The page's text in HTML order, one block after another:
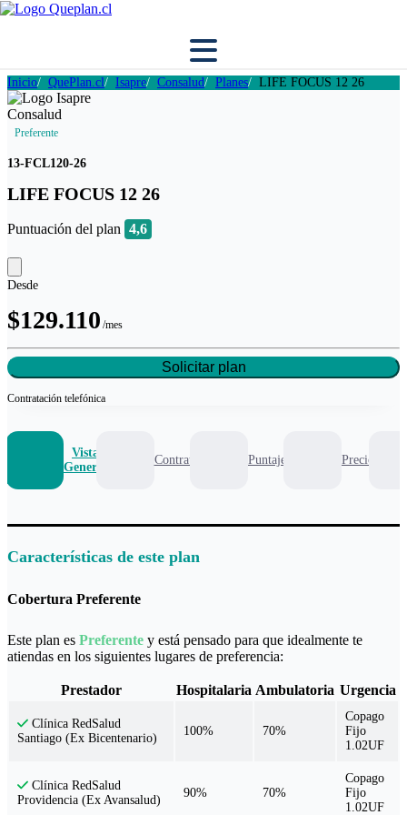
Inicio QuePlan.cl Isapre Consalud Planes LIFE FOCUS 12 26
Preferente
13-FCL120-26
LIFE FOCUS 12 26
Puntuación del plan 4,6
Desde
$129.110 /mes
Solicitar plan
Contratación telefónica
Vista
General
Contrato Puntaje Precio
Características de este plan
Cobertura Preferente
Este plan es Preferente y está pensado para que idealmente te
atiendas en los siguientes lugares de preferencia:
Prestador Hospitalaria Ambulatoria Urgencia
Clínica RedSalud
Santiago (Ex Bicentenario)
100% 70%
Copago
Fijo
1.02UF
Clínica RedSalud
Providencia (Ex Avansalud)
90% 70%
Copago
Fijo
1.02UF